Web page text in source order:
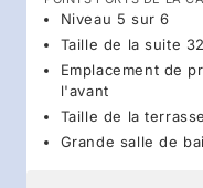
Niveau 5 sur 6
Taille de la suite
Emplacement de
l'avant
Taille de la
Grande salle de